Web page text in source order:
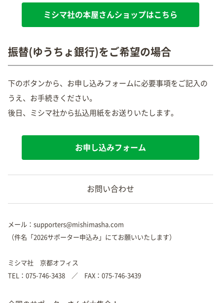
ミシマ社の本屋さんショップはこちら
振替(ゆうちょ銀行)をご希望の場合
下のボタンから、お申し込みフォームに必要事項をご記入の
うえ、お手続きください。
後日、ミシマ社から払込用紙をお送りいたします。
お申し込みフォーム
お問い合わせ
メール：supporters@mishimasha.com
（件名「2026サポーター申込み」にてお願いいたします）
ミシマ社 京都オフィス
TEL：075-746-3438 ／ FAX：075-746-3439